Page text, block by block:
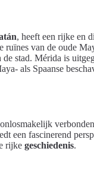
, heeft een rijke en
ruïnes van de oude
de stad. Mérida is
als Spaanse
een fascinerend
rijke geschiedenis.